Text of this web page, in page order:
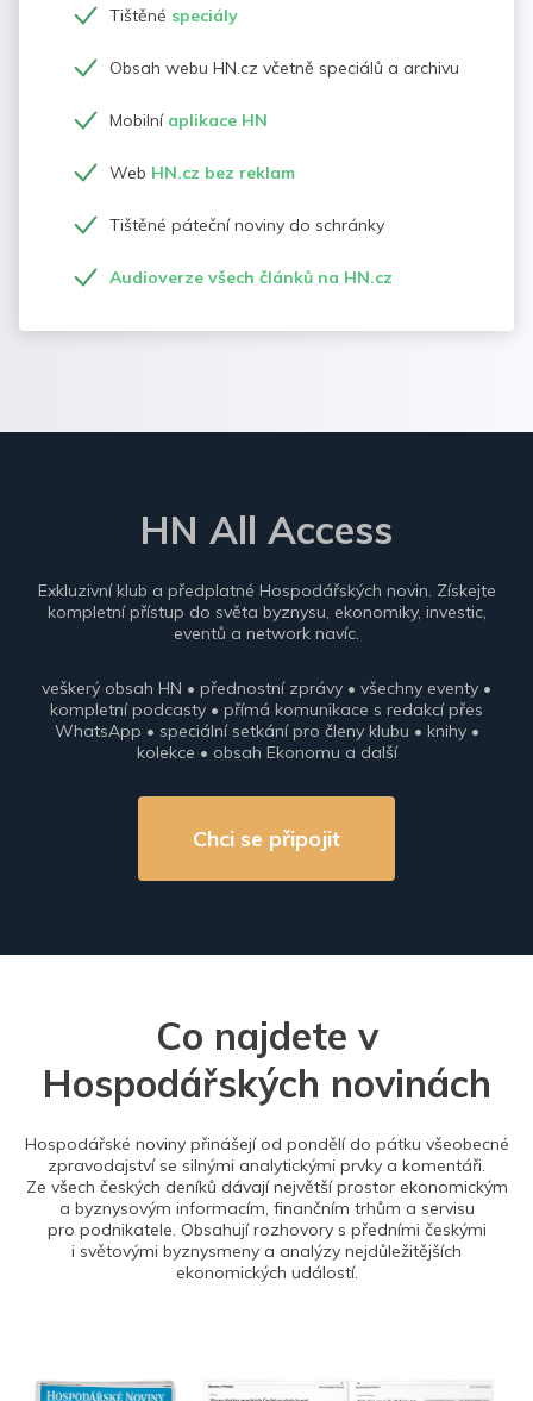
Tištěné speciály
Obsah webu HN.cz včetně speciálů a archivu
Mobilní aplikace HN
Web HN.cz bez reklam
Tištěné páteční noviny do schránky
Audioverze všech článků na HN.cz
HN All Access
Exkluzivní klub a předplatné Hospodářských novin. Získejte
kompletní přístup do světa byznysu, ekonomiky, investic,
eventů a network navíc.
veškerý obsah HN • přednostní zprávy • všechny eventy •
kompletní podcasty • přímá komunikace s redakcí přes
WhatsApp • speciální setkání pro členy klubu • knihy •
kolekce • obsah Ekonomu a další
Chci se připojit
Co najdete v
Hospodářských novinách
Hospodářské noviny přinášejí od pondělí do pátku všeobecné
zpravodajství se silnými analytickými prvky a komentáři.
Ze všech českých deníků dávají největší prostor ekonomickým
a byznysovým informacím, finančním trhům a servisu
pro podnikatele. Obsahují rozhovory s předními českými
i světovými byznysmeny a analýzy nejdůležitějších
ekonomických událostí.